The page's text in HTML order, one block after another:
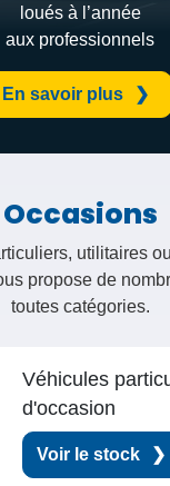
loués à l’année
aux professionnels
En savoir plus
Occasions
utilitaires
propose de
toutes catégories.
Véhicules
d'occasion
Voir le stock